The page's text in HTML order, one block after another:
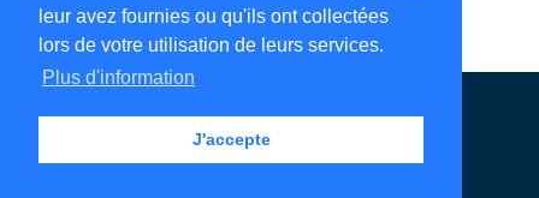
leur avez fournies ou qu'ils ont collectées
lors de votre utilisation de leurs services.
Plus d'information
J'accepte
Annuaire en ligne Légales Contact
Ajouter votre adresse